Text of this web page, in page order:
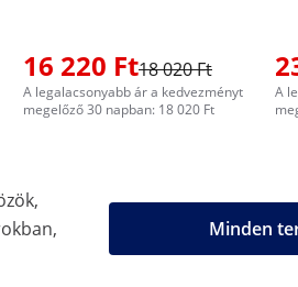
16 220 Ft18 020 Ft
A legalacsonyabb ár a kedvezményt
megelőző 30 napban: 18 020 Ft
A
Minden